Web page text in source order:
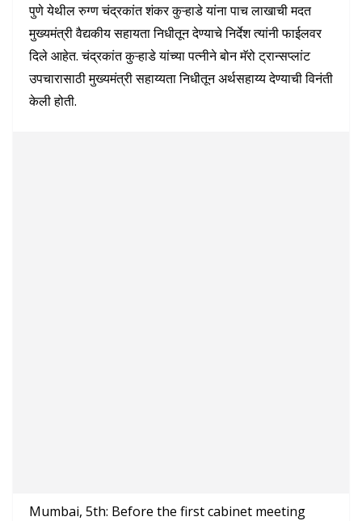
पुणे येथील रुग्ण चंद्रकांत शंकर कुऱ्हाडे यांना पाच लाखाची मदत
मुख्यमंत्री वैद्यकीय सहायता निधीतून देण्याचे निर्देश त्यांनी फाईलवर
दिले आहेत. चंद्रकांत कुऱ्हाडे यांच्या पत्नीने बोन मॅरो ट्रान्सप्लांट
उपचारासाठी मुख्यमंत्री सहाय्यता निधीतून अर्थसहाय्य देण्याची विनंती
केली होती.
Mumbai, 5th: Before the first cabinet meeting